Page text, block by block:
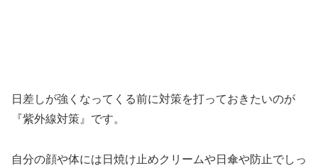
日差しが強くなってくる前に対策を打っておきたいのが
『紫外線対策』です。
自分の顔や体には日焼け止めクリームや日傘や防止でしっ